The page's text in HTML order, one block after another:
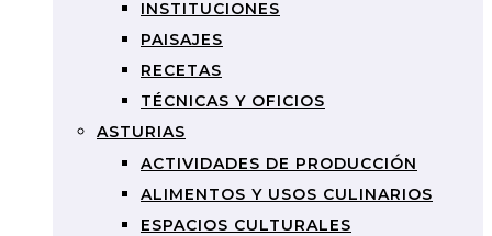
INSTITUCIONES
PAISAJES
RECETAS
TÉCNICAS Y OFICIOS
ASTURIAS
ACTIVIDADES DE PRODUCCIÓN
ALIMENTOS Y USOS CULINARIOS
ESPACIOS CULTURALES